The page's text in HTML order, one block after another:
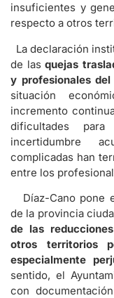
insuficientes y
respecto a otros
La declaración
de las quejas
y profesionales
situación
incremento
dificultades
incertidumbre
complicadas han
entre los
Díaz-Cano pone
de la provincia
de las
otros territorios
especialmente
sentido, el
con